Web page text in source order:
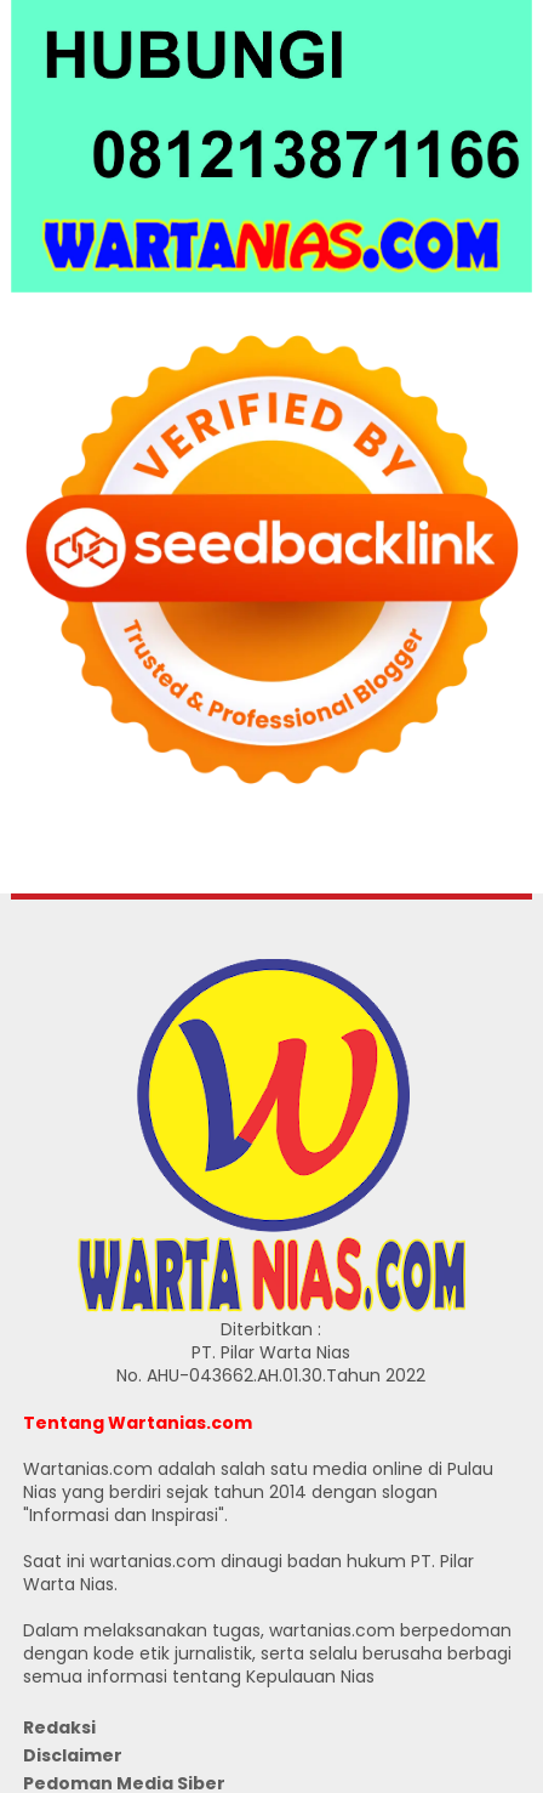
Diterbitkan :
PT. Pilar Warta Nias
No. AHU-043662.AH.01.30.Tahun 2022
Tentang Wartanias.com
Wartanias.com adalah salah satu media online di Pulau
Nias yang berdiri sejak tahun 2014 dengan slogan
"Informasi dan Inspirasi".
Saat ini wartanias.com dinaugi badan hukum PT. Pilar
Warta Nias.
Dalam melaksanakan tugas, wartanias.com berpedoman
dengan kode etik jurnalistik, serta selalu berusaha berbagi
semua informasi tentang Kepulauan Nias
Redaksi
Disclaimer
Pedoman Media Siber